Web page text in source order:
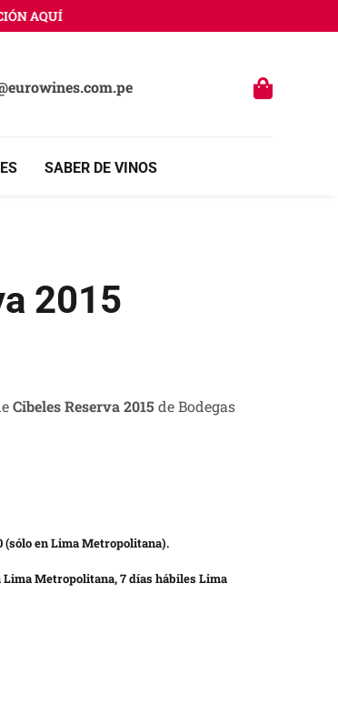
AQUÍ
SABER DE VINOS
2015
Cibeles Reserva 2015 de Bodegas
(sólo en Lima Metropolitana).
Metropolitana, 7 días hábiles Lima